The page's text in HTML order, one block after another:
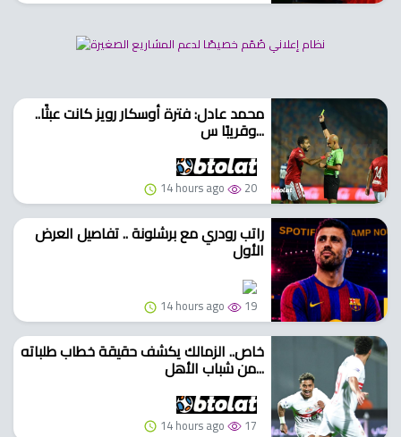
محمد عادل: فترة أوسكار رويز كانت عبثًا..
وقريبًا س...
14 hours ago 20
راتب رودري مع برشلونة .. تفاصيل العرض
الأول
14 hours ago 19
خاص.. الزمالك يكشف حقيقة خطاب طلباته
من شباب الأهل...
14 hours ago 17